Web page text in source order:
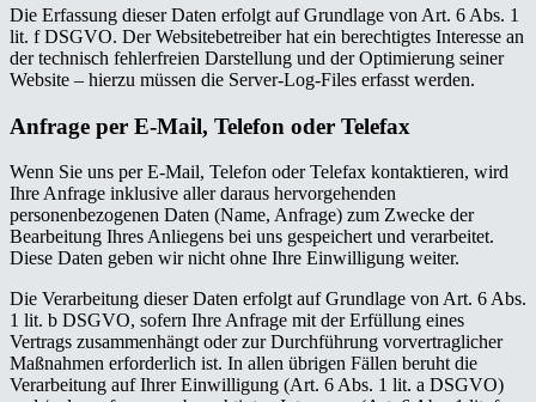
Die Erfassung dieser Daten erfolgt auf Grundlage von Art. 6 Abs. 1
lit. f DSGVO. Der Websitebetreiber hat ein berechtigtes Interesse an
der technisch fehlerfreien Darstellung und der Optimierung seiner
Website – hierzu müssen die Server-Log-Files erfasst werden.
Anfrage per E-Mail, Telefon oder Telefax
Wenn Sie uns per E-Mail, Telefon oder Telefax kontaktieren, wird
Ihre Anfrage inklusive aller daraus hervorgehenden
personenbezogenen Daten (Name, Anfrage) zum Zwecke der
Bearbeitung Ihres Anliegens bei uns gespeichert und verarbeitet.
Diese Daten geben wir nicht ohne Ihre Einwilligung weiter.
Die Verarbeitung dieser Daten erfolgt auf Grundlage von Art. 6 Abs.
1 lit. b DSGVO, sofern Ihre Anfrage mit der Erfüllung eines
Vertrags zusammenhängt oder zur Durchführung vorvertraglicher
Maßnahmen erforderlich ist. In allen übrigen Fällen beruht die
Verarbeitung auf Ihrer Einwilligung (Art. 6 Abs. 1 lit. a DSGVO)